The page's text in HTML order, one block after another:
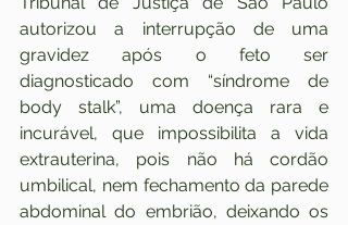
autorizou a interrupção de uma
gravidez após o feto ser
diagnosticado com “síndrome de
body stalk”, uma doença rara e
incurável, que impossibilita a vida
extrauterina, pois não há cordão
umbilical, nem fechamento da parede
abdominal do embrião, deixando os